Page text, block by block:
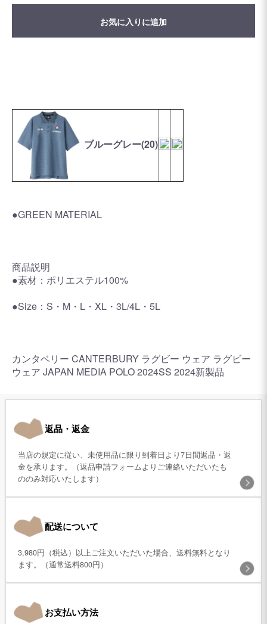
お気に入りに追加
ブルーグレー(20)
●GREEN MATERIAL
商品説明
●素材：ポリエステル100%
●Size：S・M・L・XL・3L/4L・5L
カンタベリー CANTERBURY ラグビー ウェア ラグビー
ウェア JAPAN MEDIA POLO 2024SS 2024新製品
返品・返金
当店の規定に従い、未使用品に限り到着日より7日間返品・返
金を承ります。（返品申請フォームよりご連絡いただいたも
ののみ対応いたします）
配送について
3,980円（税込）以上ご注文いただいた場合、送料無料となり
ます。（通常送料800円）
お支払い方法